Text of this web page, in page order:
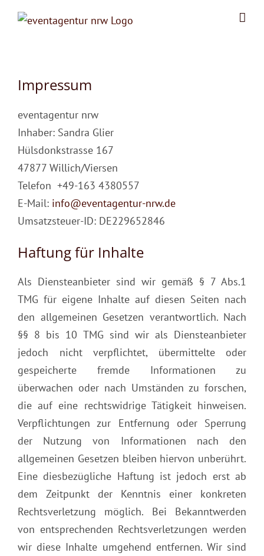
Inhalt
Impressum
eventagentur nrw
Inhaber: Sandra Glier
Hülsdonkstrasse 167
47877 Willich/Viersen
Telefon +49-163 4380557
E-Mail: info@eventagentur-nrw.de
Umsatzsteuer-ID: DE229652846
Haftung für Inhalte
Als Diensteanbieter sind wir gemäß § 7 Abs.1
TMG für eigene Inhalte auf diesen Seiten nach
den allgemeinen Gesetzen verantwortlich. Nach
§§ 8 bis 10 TMG sind wir als Diensteanbieter
jedoch nicht verpflichtet, übermittelte oder
gespeicherte fremde Informationen zu
überwachen oder nach Umständen zu forschen,
die auf eine rechtswidrige Tätigkeit hinweisen.
Verpflichtungen zur Entfernung oder Sperrung
der Nutzung von Informationen nach den
allgemeinen Gesetzen bleiben hiervon unberührt.
Eine diesbezügliche Haftung ist jedoch erst ab
dem Zeitpunkt der Kenntnis einer konkreten
Rechtsverletzung möglich. Bei Bekanntwerden
von entsprechenden Rechtsverletzungen werden
wir diese Inhalte umgehend entfernen. Wir sind